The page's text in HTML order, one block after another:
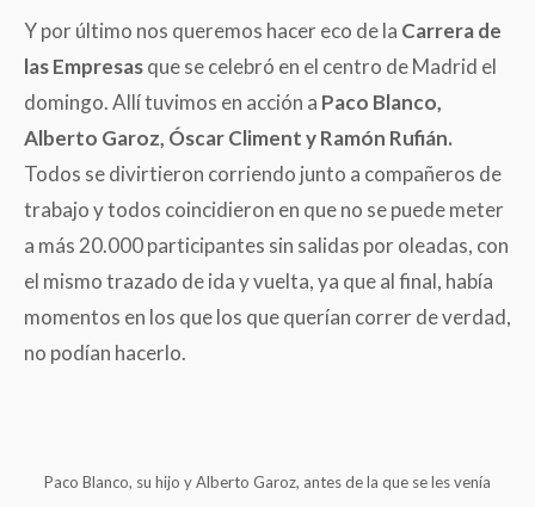
Y por último nos queremos hacer eco de la Carrera de
las Empresasque se celebró en el centro de Madrid el
domingo. Allí tuvimos en acción a Paco Blanco,
Alberto Garoz, Óscar Climent y Ramón Rufián.
Todos se divirtieron corriendo junto a compañeros de
trabajo y todos coincidieron en que no se puede meter
a más 20.000 participantes sin salidas por oleadas, con
el mismo trazado de ida y vuelta, ya que al final, había
momentos en los que los que querían correr de verdad,
no podían hacerlo.
Paco Blanco, su hijo y Alberto Garoz, antes de la que se les venía